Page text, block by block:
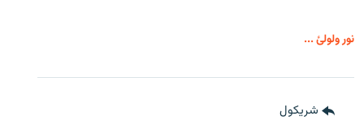
نور ولولئ ...
شريکول